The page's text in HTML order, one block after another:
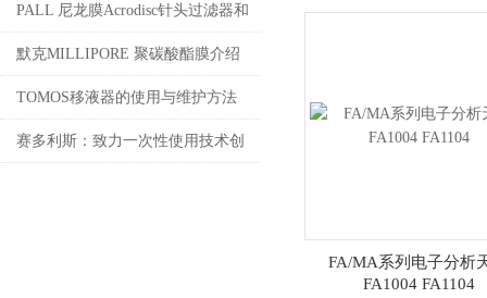
及其应用
PALL 尼龙膜Acrodisc针头过滤器和
圆盘过滤膜片上海桃子视频最新免
费高清科学器材有限公司代理
4008087828
默克MILLIPORE 聚碳酸酯膜介绍
TOMOS移液器的使用与维护方法
赛多利斯：致力一次性使用技术创
FA/MA系列电子分析
FA1004 FA1104